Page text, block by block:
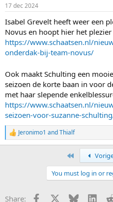
s
17 dec 2024
Isabel Grevelt heeft weer een
Novus en hoopt hier het
https://www.schaatsen.nl/
onderdak-bij-team-novus/
Ook maakt Schulting een
seizoen de korte baan in voor
met haar slepende
https://www.schaatsen.nl/
seizoen-voor-suzanne-
R
e
s
Jeronimo1 andThialf
You must log in or
Share: Facebook Bluesky